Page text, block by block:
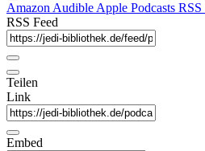
Amazon Audible Apple Podcasts RSS
RSS Feed
Teilen
Link
Embed